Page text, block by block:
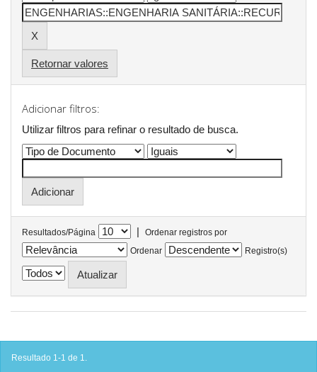
Retornar valores
Adicionar filtros:
Utilizar filtros para refinar o resultado de busca.
Resultados/Página |
Ordenar registros por
Ordenar
Registro(s)
Resultado 1-1 de 1.